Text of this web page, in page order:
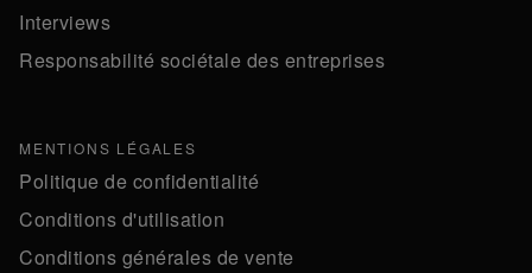
Interviews
Responsabilité sociétale des entreprises
MENTIONS LÉGALES
Politique de confidentialité
Conditions d'utilisation
Conditions générales de vente